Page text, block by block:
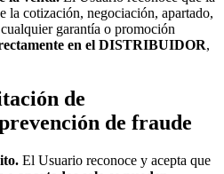
la cotización, negociación, apartado,
garantía o promoción
en el DISTRIBUIDOR,
de
de fraude
El Usuario reconoce y acepta que